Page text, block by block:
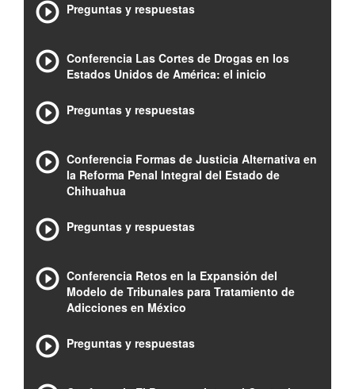
Preguntas y respuestas
Conferencia Las Cortes de Drogas en los
Estados Unidos de América: el inicio
Preguntas y respuestas
Conferencia Formas de Justicia Alternativa en
la Reforma Penal Integral del Estado de
Chihuahua
Preguntas y respuestas
Conferencia Retos en la Expansión del
Modelo de Tribunales para Tratamiento de
Adicciones en México
Preguntas y respuestas